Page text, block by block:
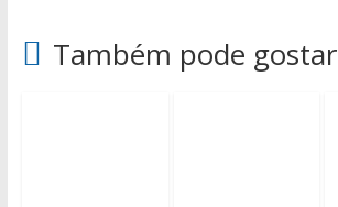
Também pode gostar